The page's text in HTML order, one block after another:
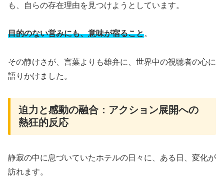
も、自らの存在理由を見つけようとしています。
目的のない営みにも、意味が宿ること。
その静けさが、言葉よりも雄弁に、世界中の視聴者の心に
語りかけました。
迫力と感動の融合：アクション展開への
熱狂的反応
静寂の中に息づいていたホテルの日々に、ある日、変化が
訪れます。